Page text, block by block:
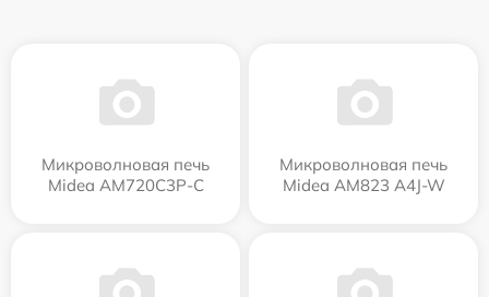
Микроволновая печь
Midea AM720C3P-C
Микроволновая печь
Midea AM823 A4J-W